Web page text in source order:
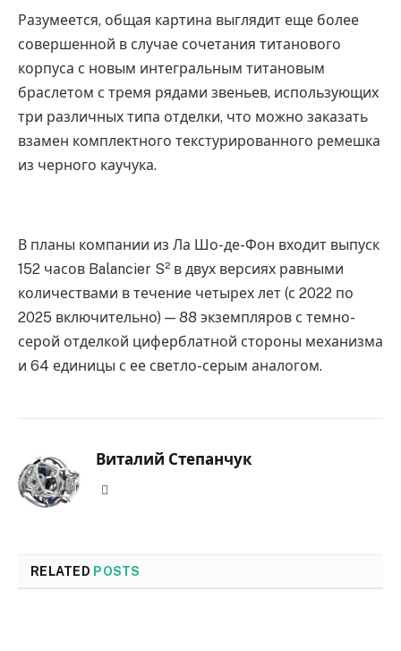
Разумеется, общая картина выглядит еще более
совершенной в случае сочетания титанового
корпуса с новым интегральным титановым
браслетом с тремя рядами звеньев, использующих
три различных типа отделки, что можно заказать
взамен комплектного текстурированного ремешка
из черного каучука.
В планы компании из Ла Шо-де-Фон входит выпуск
152 часов Balancier S² в двух версиях равными
количествами в течение четырех лет (с 2022 по
2025 включительно) — 88 экземпляров с темно-
серой отделкой циферблатной стороны механизма
и 64 единицы с ее светло-серым аналогом.
Виталий Степанчук
RELATED POSTS